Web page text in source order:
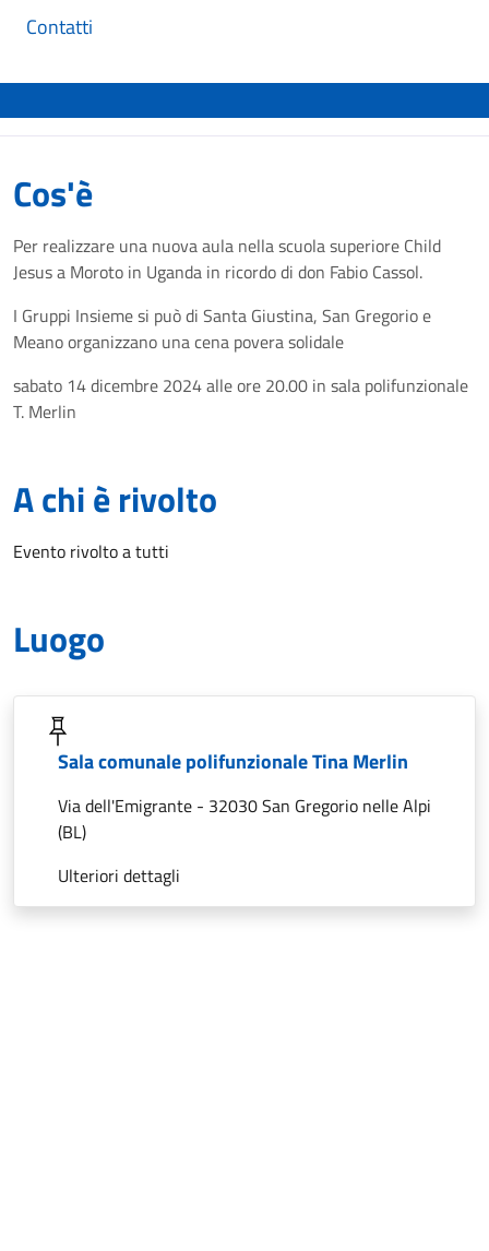
Contatti
Cos'è
Per realizzare una nuova aula nella scuola superiore Child
Jesus a Moroto in Uganda in ricordo di don Fabio Cassol.
I Gruppi Insieme si può di Santa Giustina, San Gregorio e
Meano organizzano una cena povera solidale
sabato 14 dicembre 2024 alle ore 20.00 in sala polifunzionale
T. Merlin
A chi è rivolto
Evento rivolto a tutti
Luogo
Sala comunale polifunzionale Tina Merlin
Via dell'Emigrante - 32030 San Gregorio nelle Alpi
(BL)
Ulteriori dettagli